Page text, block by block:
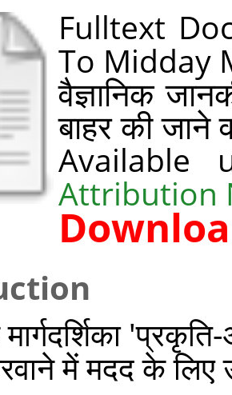
Fulltext
To Midday
वैज्ञानिक
बाहर की जाने
Available
Attribution
'प्रकृति-
में मदद के लिए